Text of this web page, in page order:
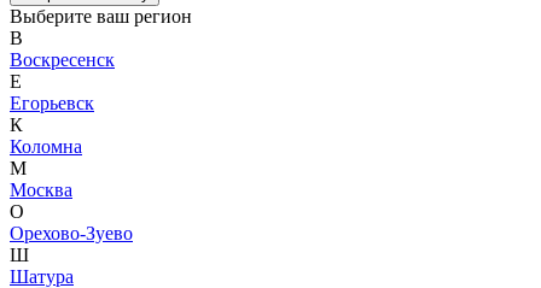
Выберите ваш регион
В
Воскресенск
Е
Егорьевск
К
Коломна
М
Москва
О
Орехово-Зуево
Ш
Шатура